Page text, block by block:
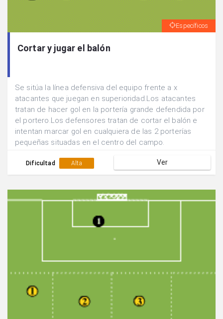
Específicos
Cortar y jugar el balón
Se sitúa la línea defensiva del equipo frente a x
atacantes que juegan en superioridad.Los atacantes
tratan de hacer gol en la portería grande defendida por
el portero.Los defensores tratan de cortar el balón e
intentan marcar gol en cualquiera de las 2 porterías
pequeñas situadas en el centro del campo.
Dificultad Alta Ver